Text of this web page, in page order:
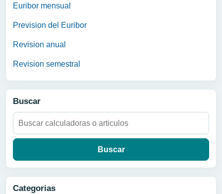
Euribor mensual
Prevision del Euribor
Revision anual
Revision semestral
Buscar
Buscar:
Categorias